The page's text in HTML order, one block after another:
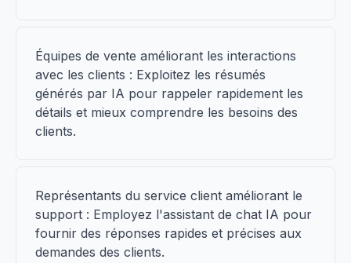
Équipes de vente améliorant les interactions
avec les clients : Exploitez les résumés
générés par IA pour rappeler rapidement les
détails et mieux comprendre les besoins des
clients.
Représentants du service client améliorant le
support : Employez l'assistant de chat IA pour
fournir des réponses rapides et précises aux
demandes des clients.